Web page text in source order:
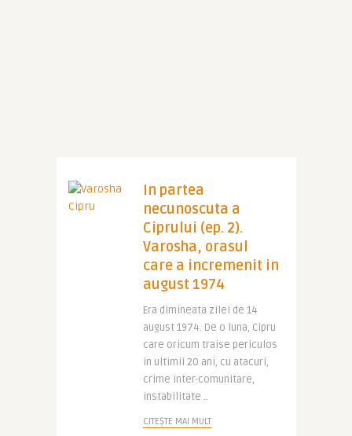
In partea
necunoscuta a
Ciprului (ep. 2).
Varosha, orasul
care a incremenit in
august 1974
Era dimineata zilei de 14
august 1974. De o luna, Cipru
care oricum traise periculos
in ultimii 20 ani, cu atacuri,
crime inter-comunitare,
instabilitate ..
CITEȘTE MAI MULT